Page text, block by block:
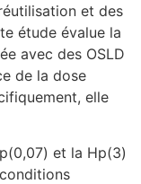
et des
étude évalue la
avec des OSLD
de la dose
elle
et la Hp(3)